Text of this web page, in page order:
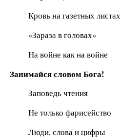
Кровь на газетных листах
«Зараза в головах»
На войне как на войне
Занимайся словом Бога!
Заповедь чтения
Не только фарисейство
Люди, слова и цифры